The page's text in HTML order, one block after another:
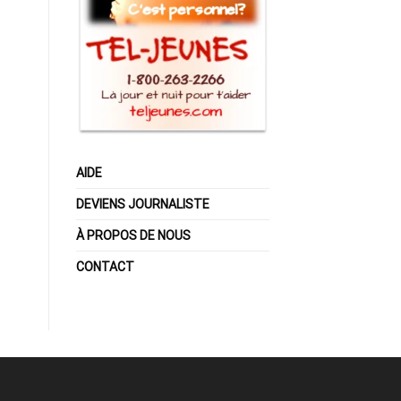
AIDE
DEVIENS JOURNALISTE
À PROPOS DE NOUS
CONTACT